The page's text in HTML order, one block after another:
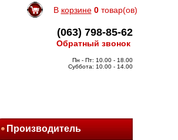
В корзине 0товар(ов)
(063) 798-85-62
Обратный звонок
Пн - Пт: 10.00 - 18.00
Суббота: 10.00 - 14.00
Производитель